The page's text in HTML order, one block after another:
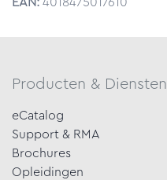
Producten & Diensten
eCatalog
Support & RMA
Brochures
Opleidingen